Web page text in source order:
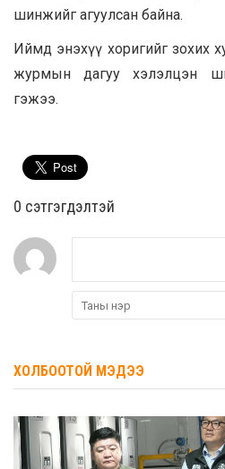
шинжийг агуулсан байна.
Иймд энэхүү хоригийг зохих
журмын дагуу хэлэлцэн
гэжээ.
0 cэтгэгдэлтэй
ХОЛБООТОЙ МЭДЭЭ